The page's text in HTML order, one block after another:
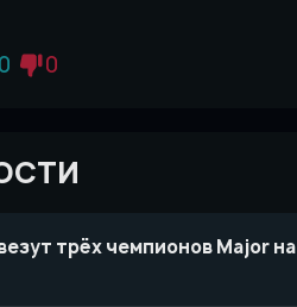
0 0
трёх чемпионов Major на